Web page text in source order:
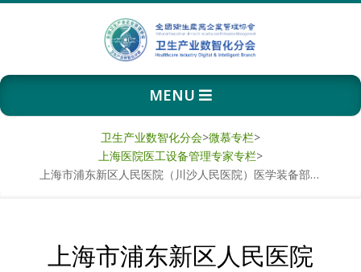
卫
生
产
业
数
Primary
Navigation
MENU
卫生产业数智化分会>微慕专栏>
上海医院医工设备管理专家专栏>
上海市浦东新区人民医院（川沙人民医院）医学装备部主任：周海
上海市浦东新区人民医院